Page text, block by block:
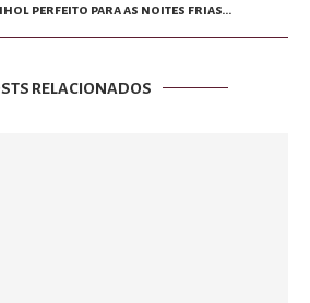
perfeito para as noites frias…
RELACIONADOS